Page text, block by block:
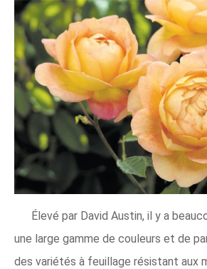
Élevé par David Austin, il y a
une large gamme de couleurs et de
des variétés à feuillage résistant aux